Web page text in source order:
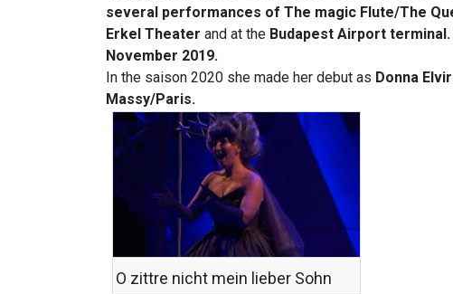
several performances of The magic Flute/The
Erkel Theater and at the Budapest Airport terminal.
November 2019.
In the saison 2020 she made her debut as Donna
Massy/Paris.
O zittre nicht mein lieber Sohn